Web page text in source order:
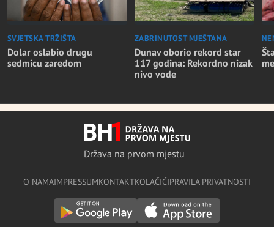
SVJETSKA TRŽIŠTA
Dolar oslabio drugu
sedmicu zaredom
ZABRINUTOST MJEŠTANA
Dunav oborio rekord star
117 godina: Rekordno nizak
nivo vode
Država na prvom mjestu
O NAMAIMPRESSUMKONTAKTKOLAČIĆIPRAVILA PRIVATNOSTI